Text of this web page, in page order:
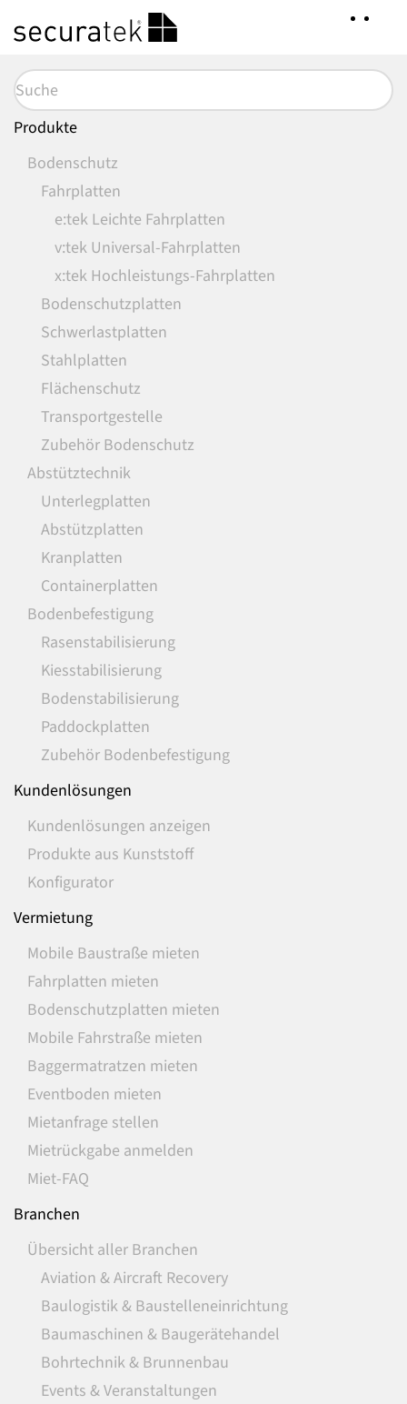
Hauptinhalt
springen
Produkte
Bodenschutz
Fahrplatten
e:tek Leichte Fahrplatten
v:tek Universal-Fahrplatten
x:tek Hochleistungs-Fahrplatten
Bodenschutzplatten
Schwerlastplatten
Stahlplatten
Flächenschutz
Transportgestelle
Zubehör Bodenschutz
Abstütztechnik
Unterlegplatten
Abstützplatten
Kranplatten
Containerplatten
Bodenbefestigung
Rasenstabilisierung
Kiesstabilisierung
Bodenstabilisierung
Paddockplatten
Zubehör Bodenbefestigung
Kundenlösungen
Kundenlösungen anzeigen
Produkte aus Kunststoff
Konfigurator
Vermietung
Mobile Baustraße mieten
Fahrplatten mieten
Bodenschutzplatten mieten
Mobile Fahrstraße mieten
Baggermatratzen mieten
Eventboden mieten
Mietanfrage stellen
Mietrückgabe anmelden
Miet-FAQ
Branchen
Übersicht aller Branchen
Aviation & Aircraft Recovery
Baulogistik & Baustelleneinrichtung
Baumaschinen & Baugerätehandel
Bohrtechnik & Brunnenbau
Events & Veranstaltungen